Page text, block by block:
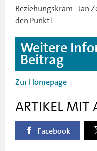
Beziehungskram - Jan
den Punkt!
Weitere
Beitrag
Zur Homepage
ARTIKEL MIT
Facebook